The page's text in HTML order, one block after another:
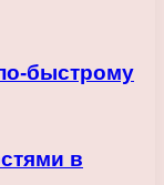
быстрому
в